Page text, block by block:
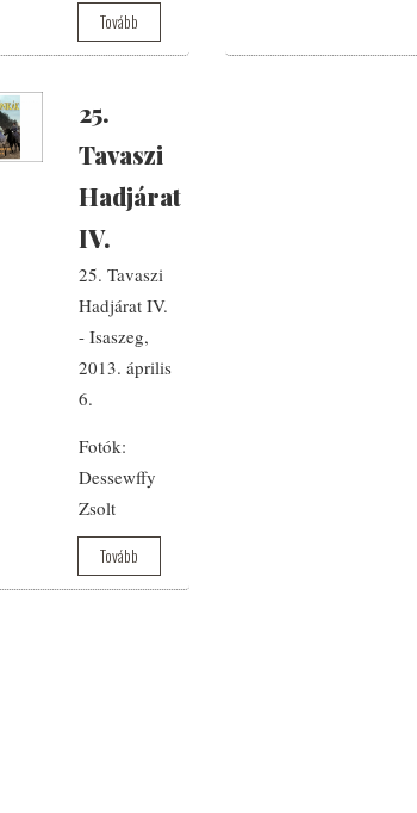
Tovább
25.
Tavaszi
Hadjárat
IV.
25. Tavaszi
Hadjárat IV.
- Isaszeg,
2013. április
6.
Fotók:
Dessewffy
Zsolt
Tovább